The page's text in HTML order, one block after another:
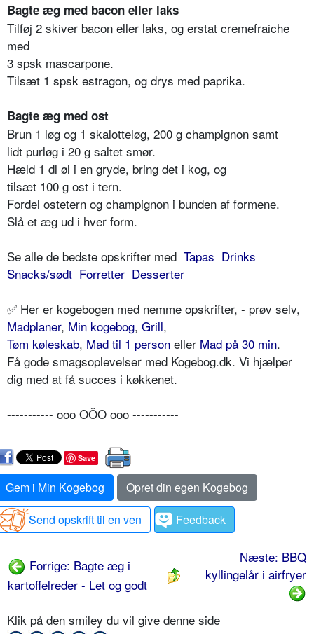
Bagte æg med bacon eller laks
Tilføj 2 skiver bacon eller laks, og erstat cremefraiche
med
3 spsk mascarpone.
Tilsæt 1 spsk estragon, og drys med paprika.
Bagte æg med ost
Brun 1 løg og 1 skalotteløg, 200 g champignon samt
lidt purløg i 20 g saltet smør.
Hæld 1 dl øl i en gryde, bring det i kog, og
tilsæt 100 g ost i tern.
Fordel ostetern og champignon i bunden af formene.
Slå et æg ud i hver form.
Se alle de bedste opskrifter med Tapas Drinks
Snacks/sødt Forretter Desserter
✅ Her er kogebogen med nemme opskrifter, - prøv selv,
Madplaner, Min kogebog, Grill,
Tøm køleskab, Mad til 1 person eller Mad på 30 min.
Få gode smagsoplevelser med Kogebog.dk. Vi hjælper
dig med at få succes i køkkenet.
----------- ooo OÔO ooo -----------
Save
Gem i Min Kogebog
Opret din egen Kogebog
Send opskrift til en ven
Feedback
Forrige: Bagte æg i
kartoffelreder - Let og godt
Næste: BBQ
kyllingelår i airfryer
Klik på den smiley du vil give denne side